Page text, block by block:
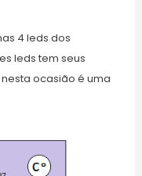
4 leds dos
leds tem seus
ocasião é uma